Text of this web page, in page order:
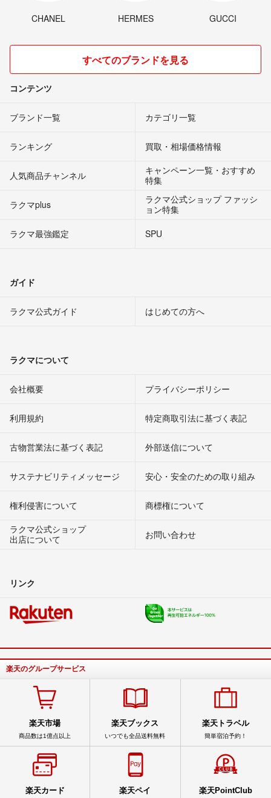
CHANEL HERMES GUCCI
すべてのブランドを見る
コンテンツ
ブランド一覧 カテゴリ一覧
ランキング 買取・相場価格情報
人気商品チャンネル
キャンペーン一覧・おすすめ
特集
ラクマplus
ラクマ公式ショップ ファッシ
ョン特集
ラクマ最強鑑定
SPU
ガイド
ラクマ公式ガイド はじめての方へ
ラクマについて
会社概要 プライバシーポリシー
利用規約 特定商取引法に基づく表記
古物営業法に基づく表記 外部送信について
サステナビリティメッセージ 安心・安全のための取り組み
権利侵害について
商標権について
ラクマ公式ショップ
出店について
お問い合わせ
リンク
楽天のグループサービス
楽天市場
商品数は1億点以上
楽天ブックス
いつでも全品送料無料
楽天トラベル
簡単宿泊予約！
楽天カード 楽天ペイ 楽天PointClub